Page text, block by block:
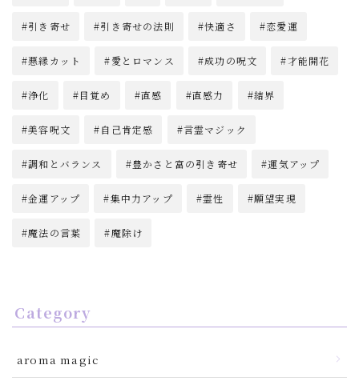
引き寄せ 引き寄せの法則 快適さ 恋愛運
悪縁カット 愛とロマンス 成功の呪文 才能開花
浄化 目覚め 直感 直感力 結界
美容呪文 自己肯定感 言霊マジック
調和とバランス 豊かさと富の引き寄せ 運気アップ
金運アップ 集中力アップ 霊性 願望実現
魔法の言葉 魔除け
Category
aroma magic